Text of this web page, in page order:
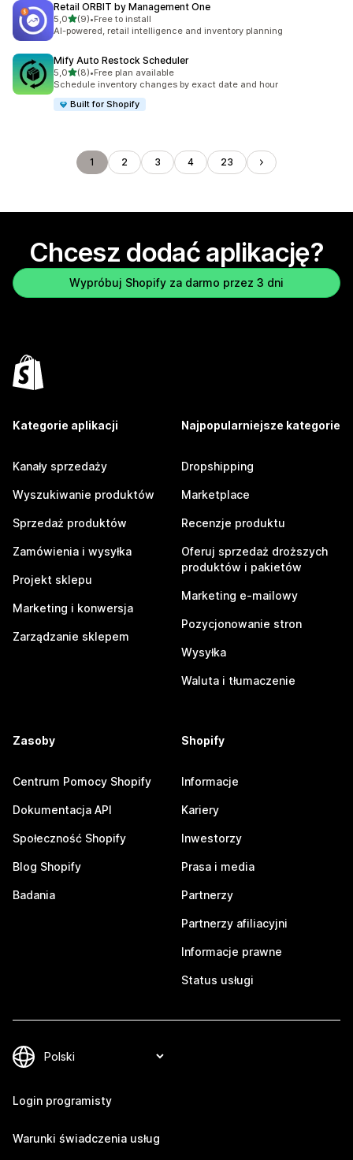
Retail ORBIT by Management One
5,0na 5 gwiazdek
(9)
Łączna liczba recenzji: 9
•Free to install
AI-powered, retail intelligence and inventory planning
Mify Auto Restock Scheduler
5,0na 5 gwiazdek
(8)
Łączna liczba recenzji: 8
•Free plan available
Schedule inventory changes by exact date and hour
Built for Shopify
1 2 3 4 23
Chcesz dodać aplikację?
Wypróbuj Shopify za darmo przez 3 dni
Kategorie aplikacji
Kanały sprzedaży
Wyszukiwanie produktów
Sprzedaż produktów
Zamówienia i wysyłka
Projekt sklepu
Marketing i konwersja
Zarządzanie sklepem
Najpopularniejsze kategorie
Dropshipping
Marketplace
Recenzje produktu
Oferuj sprzedaż droższych
produktów i pakietów
Marketing e-mailowy
Pozycjonowanie stron
Wysyłka
Waluta i tłumaczenie
Zasoby
Centrum Pomocy Shopify
Dokumentacja API
Społeczność Shopify
Blog Shopify
Badania
Shopify
Informacje
Kariery
Inwestorzy
Prasa i media
Partnerzy
Partnerzy afiliacyjni
Informacje prawne
Status usługi
Login programisty
Warunki świadczenia usług